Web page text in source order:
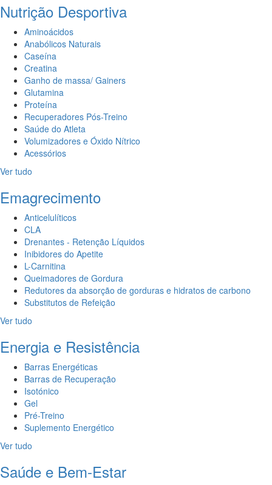
Nutrição Desportiva
Aminoácidos
Anabólicos Naturais
Caseína
Creatina
Ganho de massa/ Gainers
Glutamina
Proteína
Recuperadores Pós-Treino
Saúde do Atleta
Volumizadores e Óxido Nítrico
Acessórios
Ver tudo
Emagrecimento
Anticelulíticos
CLA
Drenantes - Retenção Líquidos
Inibidores do Apetite
L-Carnitina
Queimadores de Gordura
Redutores da absorção de gorduras e hidratos de carbono
Substitutos de Refeição
Ver tudo
Energia e Resistência
Barras Energéticas
Barras de Recuperação
Isotónico
Gel
Pré-Treino
Suplemento Energético
Ver tudo
Saúde e Bem-Estar